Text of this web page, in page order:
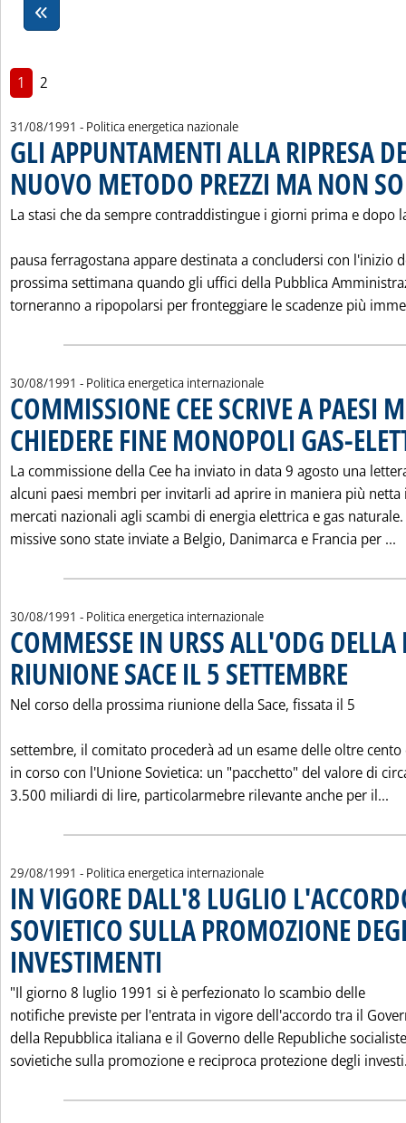
1 2
31/08/1991 - Politica energetica nazionale
GLI APPUNTAMENTI ALLA RIPRESA
NUOVO METODO PREZZI MA NON
La stasi che da sempre contraddistingue i giorni prima e dopo
pausa ferragostana appare destinata a concludersi con l'inizio
prossima settimana quando gli uffici della Pubblica
torneranno a ripopolarsi per fronteggiare le scadenze più
30/08/1991 - Politica energetica internazionale
COMMISSIONE CEE SCRIVE A PAESI
CHIEDERE FINE MONOPOLI GAS-
La commissione della Cee ha inviato in data 9 agosto una
alcuni paesi membri per invitarli ad aprire in maniera più netta
mercati nazionali agli scambi di energia elettrica e gas naturale.
missive sono state inviate a Belgio, Danimarca e Francia per ...
30/08/1991 - Politica energetica internazionale
COMMESSE IN URSS ALL'ODG
RIUNIONE SACE IL 5 SETTEMBRE
Nel corso della prossima riunione della Sace, fissata il 5
settembre, il comitato procederà ad un esame delle oltre cento
in corso con l'Unione Sovietica: un "pacchetto" del valore di
3.500 miliardi di lire, particolarmebre rilevante anche per il...
29/08/1991 - Politica energetica internazionale
IN VIGORE DALL'8 LUGLIO
SOVIETICO SULLA PROMOZIONE
INVESTIMENTI
"Il giorno 8 luglio 1991 si è perfezionato lo scambio delle
notifiche previste per l'entrata in vigore dell'accordo tra il
della Repubblica italiana e il Governo delle Republiche socialiste
sovietiche sulla promozione e reciproca protezione degli